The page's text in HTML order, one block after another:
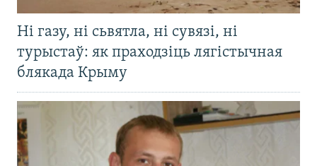
Ні газу, ні сьвятла, ні сувязі, ні
турыстаў: як праходзіць лягістычная
блякада Крыму